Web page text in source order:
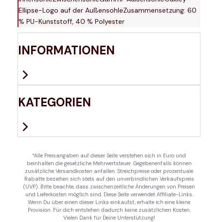
Ellipse-Logo auf der AußensohleZusammensetzung: 60
% PU-Kunststoff, 40 % Polyester
INFORMATIONEN
KATEGORIEN
*Alle Preisangaben auf dieser Seite verstehen sich in Euro und
beinhalten die gesetzliche Mehrwertsteuer. Gegebenenfalls können
zusätzliche Versandkosten anfallen. Streichpreise oder prozentuale
Rabatte beziehen sich stets auf den unverbindlichen Verkaufspreis
(UVP). Bitte beachte, dass zwischenzeitliche Änderungen von Preisen
und Lieferkosten möglich sind. Diese Seite verwendet Affiliate-Links.
Wenn Du über einen dieser Links einkaufst, erhalte ich eine kleine
Provision. Für dich entstehen dadurch keine zusätzlichen Kosten.
Vielen Dank für Deine Unterstützung!